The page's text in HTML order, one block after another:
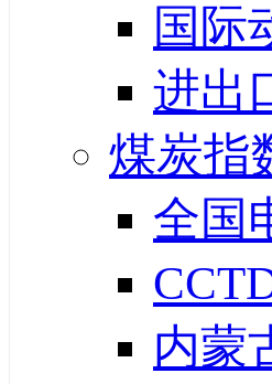
国际
进出
煤炭指
全国
内蒙